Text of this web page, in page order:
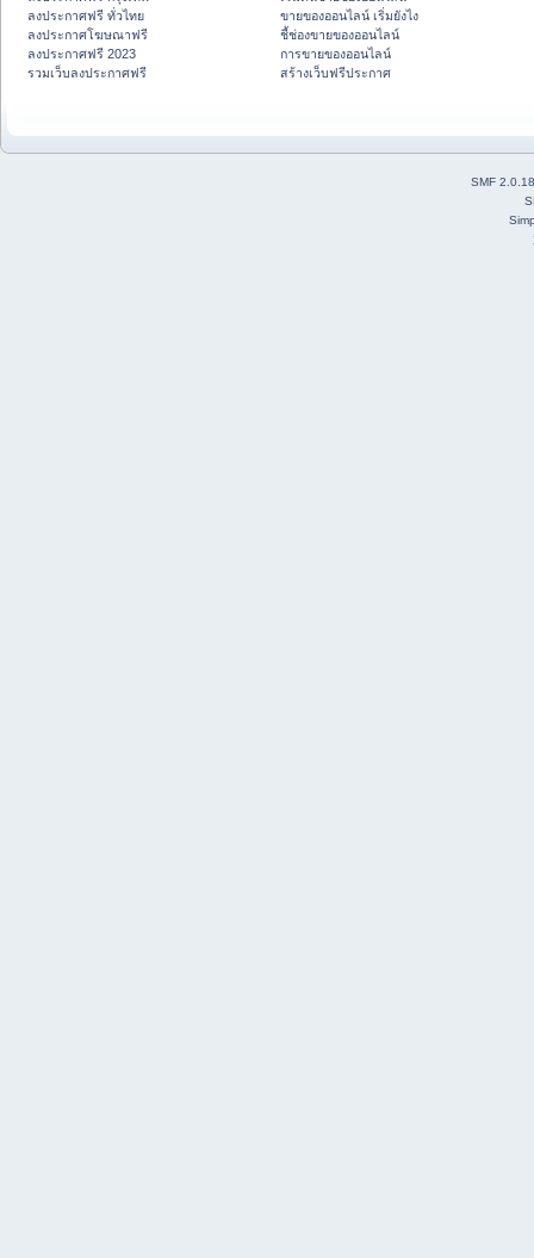
ลงประกาศฟรี ทั่วไทย
ลงประกาศโฆษณาฟรี
ลงประกาศฟรี 2023
รวมเว็บลงประกาศฟรี
ขายของออนไลน์ เริ่มยังไง
ชี้ช่องขายของออนไลน์
การขายของออนไลน์
สร้างเว็บฟรีประกาศ
SMF 2.0.18